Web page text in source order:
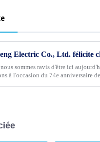
sommes ravis d'être ici
à l'occasion du 74e anniversaire